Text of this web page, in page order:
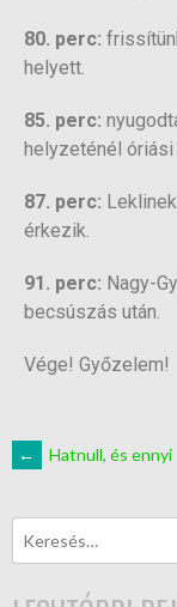
80. perc:
helyett.
85. perc:
helyzeténél
87. perc:
érkezik.
91. perc: Nagy-
becsúszás után.
Vége! Győzelem!
← Hatnull, és ennyi